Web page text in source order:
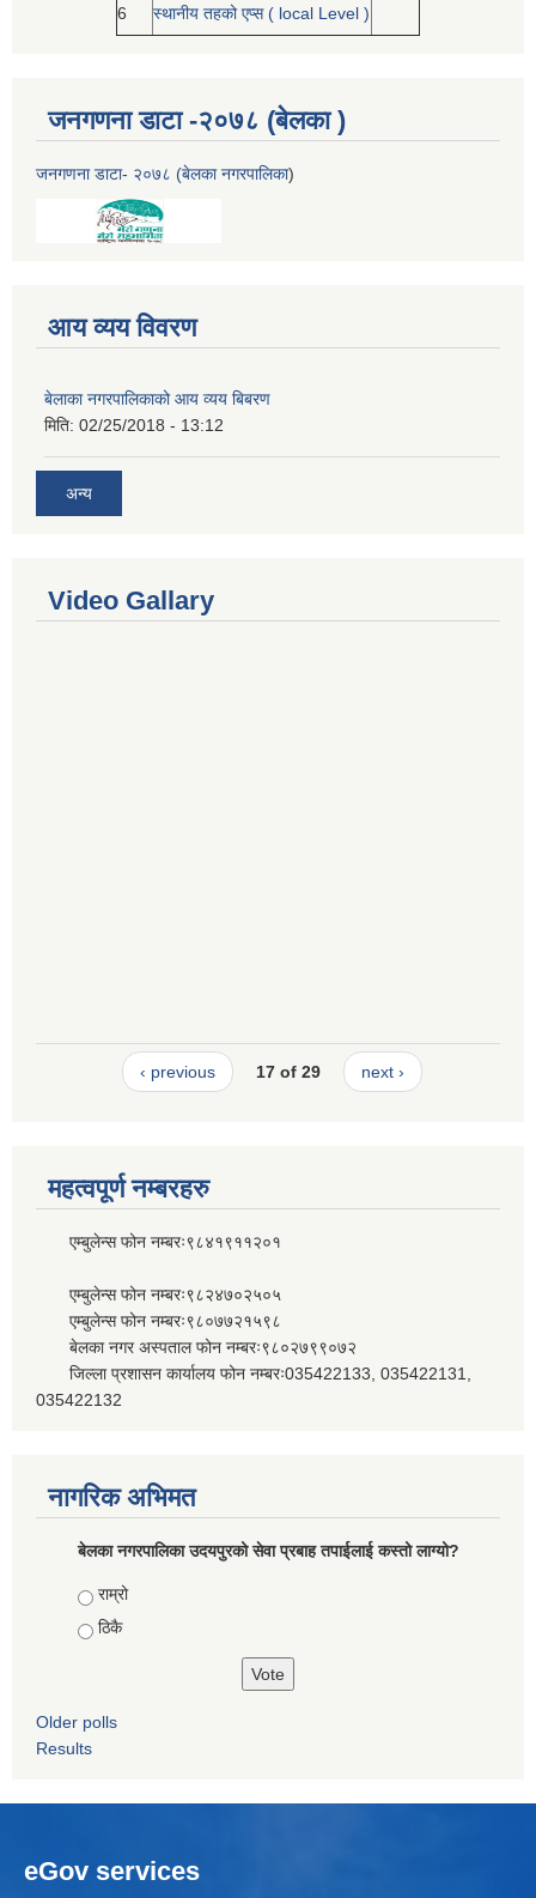
6 स्थानीय तहको एप्स ( local Level )
जनगणना डाटा -२०७८ (बेलका )
जनगणना डाटा- २०७८ (बेलका नगरपालिका)
आय व्यय विवरण
बेलाका नगरपालिकाको आय व्यय बिबरण
मिति: 02/25/2018 - 13:12
अन्य
Video Gallary
‹ previous 17 of 29 next ›
महत्वपूर्ण नम्बरहरु
एम्बुलेन्स फोन नम्बरः९८४१९११२०१
एम्बुलेन्स फोन नम्बरः९८२४७०२५०५
एम्बुलेन्स फोन नम्बरः९८०७७२१५९८
बेलका नगर अस्पताल फोन नम्बरः९८०२७९९०७२
जिल्ला प्रशासन कार्यालय फोन नम्बरः035422133, 035422131,
035422132
नागरिक अभिमत
बेलका नगरपालिका उदयपुरको सेवा प्रबाह तपाईलाई कस्तो लाग्यो?
Choices
राम्रो
ठिकै
Older polls
Results
eGov services